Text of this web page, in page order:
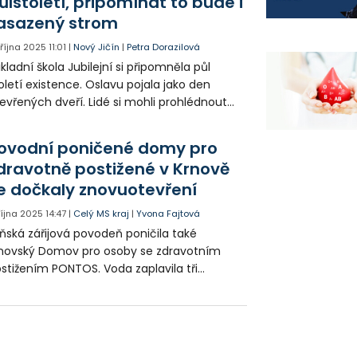
strom
října 2025 11:01 |Nový Jičín |Petra Dorazilová
škola Jubilejní si připomněla půl
existence. Oslavu pojala jako den
dveří. Lidé si mohli prohlédnout
poničené domy pro
postižené v Krnově
dočkaly znovuotevření
2025 14:47 | Celý MS kraj |Yvona Fajtová
zářijová povodeň poničila také
Domov pro osoby se zdravotním
PONTOS. Voda zaplavila tři
výšky 70 centimetrů. Všech 12 klientů